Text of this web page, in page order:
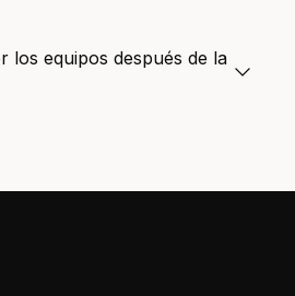
los equipos después de la